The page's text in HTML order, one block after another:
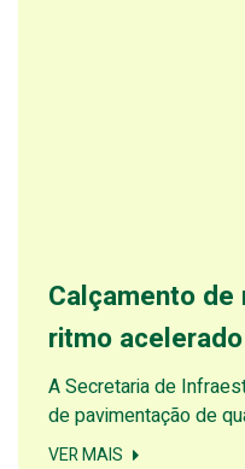
Calçamento
ritmo acelerado
A Secretaria de
de pavimentação de
VER MAIS